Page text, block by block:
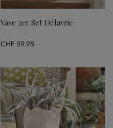
Vase 2er Set Délavrie
CHF 59.95